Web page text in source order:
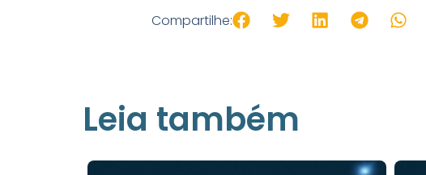
Compartilhe:
Leia também